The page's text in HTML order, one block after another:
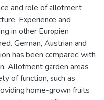
and role of allotment
Experience and
in other Europien
German, Austrian and
has been compared with
Allotment garden areas
of function, such as
home-grown fruits